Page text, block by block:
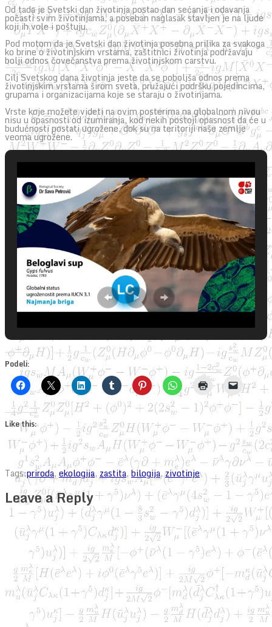
Od tada je Svetski dan životinja postao dan sećanja i odavanja
počasti svim životinjama, a poseban naglasak stavljen je na ljude
koji ih vole i poštuju.
Pod motom da je Svetski dan životinja posebna prilika za svakoga
ko brine o životinjskim vrstama, zaštitnici životinja podržavaju
bolji odnos čovečanstva prema životinjskom carstvu.
Cilj Svetskog dana životinja jeste da se poboljša odnos prema
životinjskim vrstama širom sveta, pružajući podršku pojedincima,
grupama i organizacijama koje se staraju o životinjama.
Vrste koje možete videti na ovim posterima na globalnom nivou
nisu u opasnosti od izumiranja, kod nekih postoji opasnost da će u
budućnosti postati ugrožene, dok su na teritoriji naše zemlje
veoma ugrožene.
Podeli:
Like this:
Tags:priroda, ekologija, zastita, bilogija,zivotinje
Leave a Reply